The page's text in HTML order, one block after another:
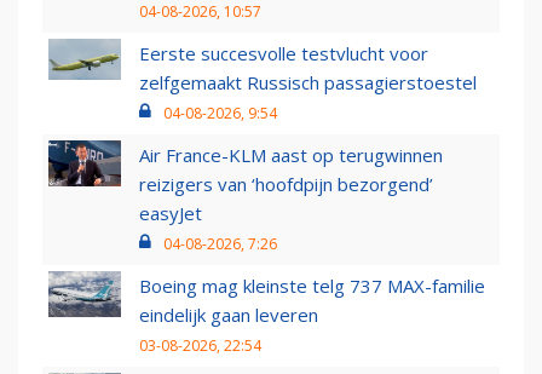
04-08-2026, 10:57
Eerste succesvolle testvlucht voor
zelfgemaakt Russisch passagierstoestel
04-08-2026, 9:54
Air France-KLM aast op terugwinnen
reizigers van ‘hoofdpijn bezorgend’
easyJet
04-08-2026, 7:26
Boeing mag kleinste telg 737 MAX-familie
eindelijk gaan leveren
03-08-2026, 22:54